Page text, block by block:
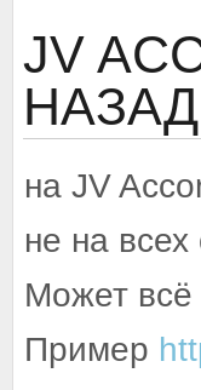
JV
НАЗАД
на JV
не на всех
Может всё
Пример